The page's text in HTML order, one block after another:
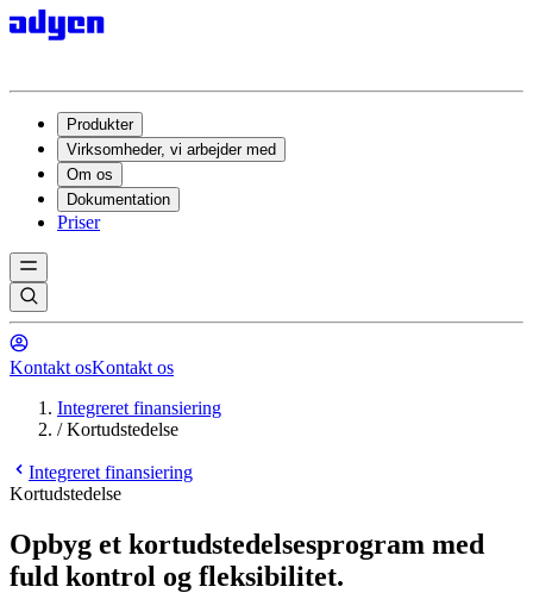
Produkter
Virksomheder, vi arbejder med
Om os
Dokumentation
Priser
Kontakt osKontakt os
Integreret finansiering
/Kortudstedelse
Integreret finansiering
Kortudstedelse
Opbyg et kortudstedelsesprogram med
fuld kontrol og fleksibilitet.